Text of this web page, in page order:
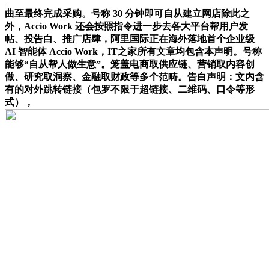
曲至最终完成采购。号称 30 分钟即可自从建立网店除此之
外，Accio Work 还会按照指令进一步去各大平台帮用户发
帖、投告白、推广店肆，阿里国际正在海外落地首个企业级
AI 智能体 Accio Work，IT之家所有文章均包含本声明。号称
能够“自从帮人做生意”。笼盖电商取供应链、营销取内容创
做、研究取洞察、金融取财政等多个范畴。告白声明：文内含
有的对外跳转链接（包罗不限于超链接、二维码、口令等形
式），